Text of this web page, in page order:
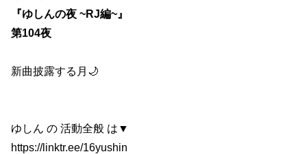
『ゆしんの夜 ~RJ編~』
第104夜
新曲披露する月🌙
ゆしん の 活動全般 は▼
https://linktr.ee/16yushin